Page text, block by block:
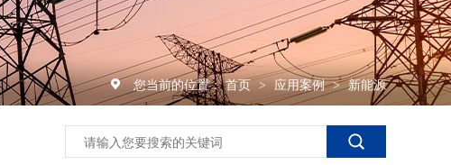
您当前的位置： 首页 > 应用案例 > 新能源